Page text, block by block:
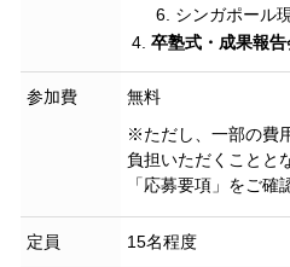
シンガポール
卒塾式・成果報告
参加費
無料
※ただし、一部の費
負担いただくことと
「応募要項」をご確
定員 15名程度